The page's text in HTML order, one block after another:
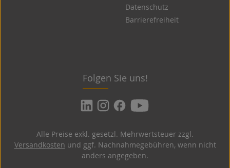
Datenschutz
Barrierefreiheit
Folgen Sie uns!
Alle Preise exkl. gesetzl. Mehrwertsteuer zzgl.
Versandkosten und ggf. Nachnahmegebühren, wenn nicht
anders angegeben.